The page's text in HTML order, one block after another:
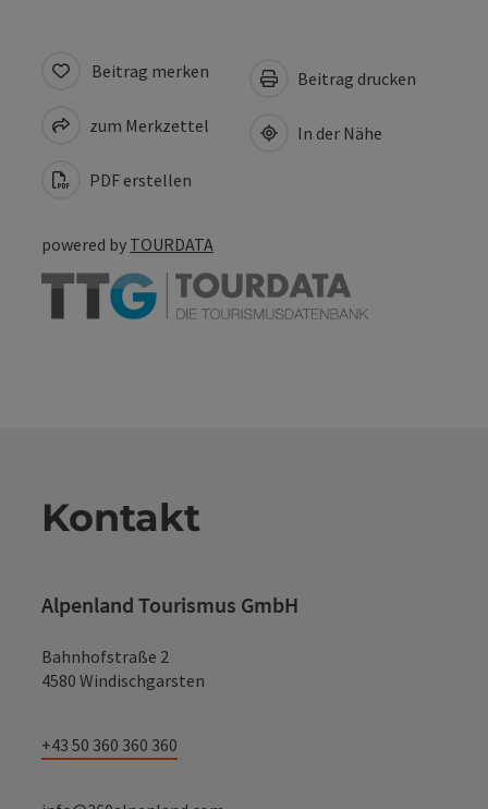
Beitrag merken
zum Merkzettel
PDF erstellen
Beitrag drucken
In der Nähe
powered by TOURDATA
Kontakt
Alpenland Tourismus GmbH
Bahnhofstraße 2
4580 Windischgarsten
+43 50 360 360 360